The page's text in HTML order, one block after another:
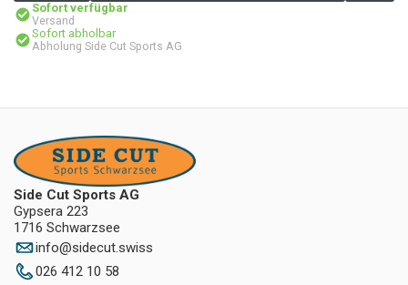
Sofort verfügbar
Versand
Sofort abholbar
Abholung Side Cut Sports AG
Side Cut Sports AG
Gypsera 223
1716 Schwarzsee
info@sidecut.swiss
026 412 10 58